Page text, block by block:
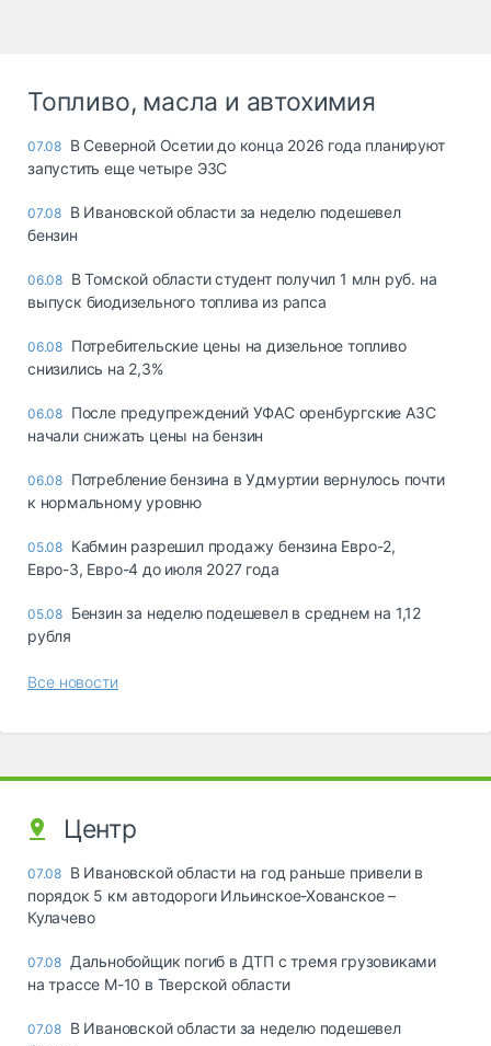
Топливо, масла и автохимия
07.08 В Северной Осетии до конца 2026 года планируют
запустить еще четыре ЭЗС
07.08 В Ивановской области за неделю подешевел
бензин
06.08 В Томской области студент получил 1 млн руб. на
выпуск биодизельного топлива из рапса
06.08 Потребительские цены на дизельное топливо
снизились на 2,3%
06.08 После предупреждений УФАС оренбургские АЗС
начали снижать цены на бензин
06.08 Потребление бензина в Удмуртии вернулось почти
к нормальному уровню
05.08 Кабмин разрешил продажу бензина Евро-2,
Евро-3, Евро-4 до июля 2027 года
05.08 Бензин за неделю подешевел в среднем на 1,12
рубля
Все новости
Центр
07.08 В Ивановской области на год раньше привели в
порядок 5 км автодороги Ильинское-Хованское –
Кулачево
07.08 Дальнобойщик погиб в ДТП с тремя грузовиками
на трассе М-10 в Тверской области
07.08 В Ивановской области за неделю подешевел